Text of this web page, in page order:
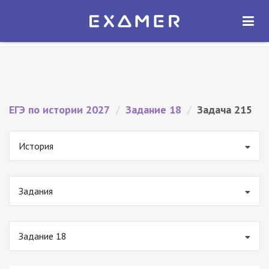
Экзамер — ЕГЭ 2027
ОТКРЫТЬ
ЕГЭ по истории 2027 / Задание 18 / Задача 215
История
Задания
Задание 18